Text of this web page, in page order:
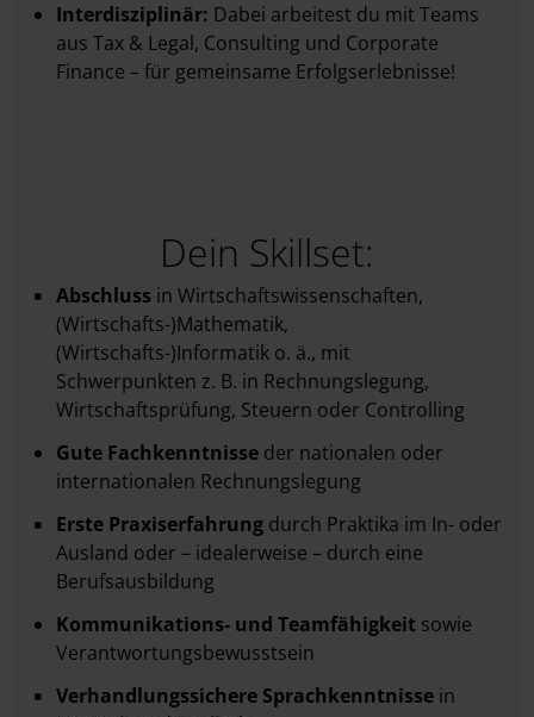
Interdisziplinär: Dabei arbeitest du mit Teams
aus Tax & Legal, Consulting und Corporate
Finance – für gemeinsame Erfolgserlebnisse!
Dein Skillset:
Abschluss in Wirtschaftswissenschaften,
(Wirtschafts-)Mathematik,
(Wirtschafts-)Informatik o. ä., mit
Schwerpunkten z. B. in Rechnungslegung,
Wirtschaftsprüfung, Steuern oder Controlling
Gute Fachkenntnisse der nationalen oder
internationalen Rechnungslegung
Erste Praxiserfahrung durch Praktika im In- oder
Ausland oder – idealerweise – durch eine
Berufsausbildung
Kommunikations- und Teamfähigkeit sowie
Verantwortungsbewusstsein
Verhandlungssichere Sprachkenntnisse in